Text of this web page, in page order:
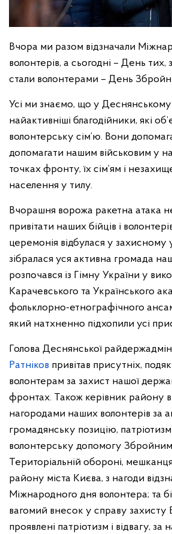
Вчора ми разом відзначали
волонтерів, а сьогодні – День тих,
стали волонтерами – День
Усі ми знаємо, що у Деснянському
найактивніші благодійники, які
волонтерську сім’ю. Вони
допомагати нашим військовим у
точках фронту, їх сім’ям і
населення у тилу.
Вчорашня ворожа ракетна атака
привітати наших бійців і
церемонія відбулася у захисному
зібралася уся активна громада
розпочався із Гімну України у
Карачевського та Українського
фольклорно-етнографічного
який натхненно підхопили усі
Голова Деснянської
Ратніков привітав присутніх,
волонтерам за захист нашої
фронтах. Також керівник району
нагородами наших волонтерів за
громадянську позицію, патріотизм
волонтерську допомогу
Територіальній обороні,
району міста Києва, з нагоди
Міжнародного дня волонтера; та
вагомий внесок у справу захисту
проявлені патріотизм і відвагу, за